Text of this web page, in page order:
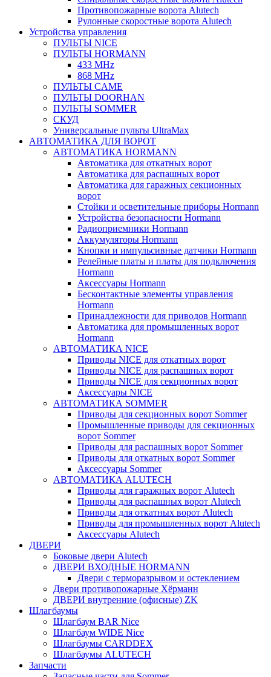
Противопожарные ворота Alutech
Рулонные скоростные ворота Alutech
Устройства управления
ПУЛЬТЫ NICE
ПУЛЬТЫ HORMANN
433 MHz
868 MHz
ПУЛЬТЫ CAME
ПУЛЬТЫ DOORHAN
ПУЛЬТЫ SOMMER
СКУД
Универсальные пульты UltraMax
АВТОМАТИКА ДЛЯ ВОРОТ
АВТОМАТИКА HORMANN
Автоматика для откатных ворот
Автоматика для распашных ворот
Автоматика для гаражных секционных
ворот
Стойки и осветительные приборы Hormann
Устройства безопасности Hormann
Радиоприемники Hormann
Аккумуляторы Hormann
Кнопки и импульсивные датчики Hormann
Релейные платы и платы для подключения
Hormann
Аксессуары Hormann
Бесконтактные элементы управления
Hormann
Принадлежности для приводов Hormann
Автоматика для промышленных ворот
Hormann
АВТОМАТИКА NICE
Приводы NICE для откатных ворот
Приводы NICE для распашных ворот
Приводы NICE для секционных ворот
Аксессуары NICE
АВТОМАТИКА SOMMER
Приводы для секционных ворот Sommer
Промышленные приводы для секционных
ворот Sommer
Приводы для распашных ворот Sommer
Приводы для откатных ворот Sommer
Аксессуары Sommer
АВТОМАТИКА ALUTECH
Приводы для гаражных ворот Alutech
Приводы для распашных ворот Alutech
Приводы для откатных ворот Alutech
Приводы для промышленных ворот Alutech
Аксессуары Alutech
ДВЕРИ
Боковые двери Alutech
ДВЕРИ ВХОДНЫЕ HORMANN
Двери с терморазрывом и остеклением
Двери противопожарные Хёрманн
ДВЕРИ внутренние (офисные) ZK
Шлагбаумы
Шлагбаум BAR Nice
Шлагбаум WIDE Nice
Шлагбаумы CARDDEX
Шлагбаумы ALUTECH
Запчасти